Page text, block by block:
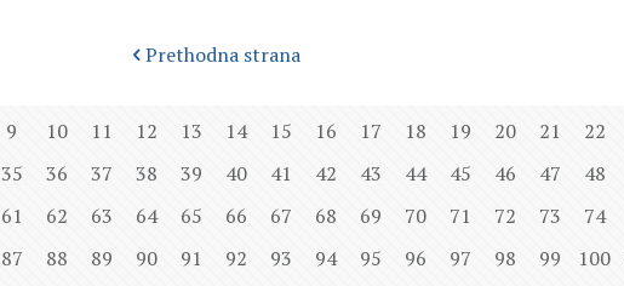
Prethodna strana
9 10 11 12 13 14 15 16 17 18 19 20 21 22
35 36 37 38 39 40 41 42 43 44 45 46 47 48
61 62 63 64 65 66 67 68 69 70 71 72 73 74
87 88 89 90 91 92 93 94 95 96 97 98 99 100